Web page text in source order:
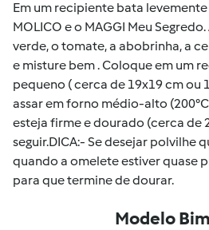
Em um recipiente bata
MOLICO e o MAGGI Meu
verde, o tomate, a abobrinha, a
e misture bem . Coloque em um
pequeno ( cerca de 19x19 cm ou
assar em forno médio-alto
esteja firme e dourado (cerca de
seguir.DICA:- Se desejar polvilhe
quando a omelete estiver quase
para que termine de dourar.
Modelo